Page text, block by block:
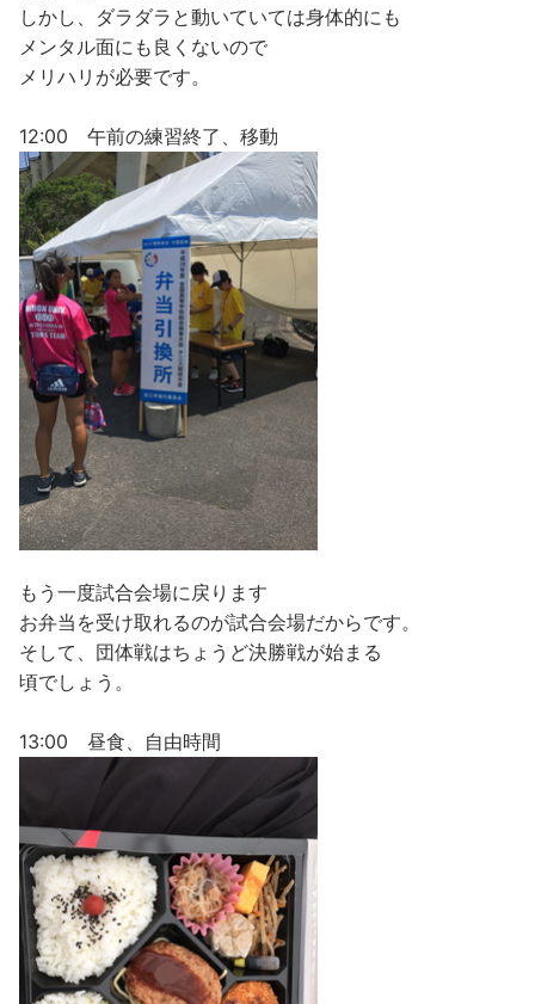
しかし、ダラダラと動いていては身体的にも
メンタル面にも良くないので
メリハリが必要です。
12:00 午前の練習終了、移動
もう一度試合会場に戻ります
お弁当を受け取れるのが試合会場だからです。
そして、団体戦はちょうど決勝戦が始まる
頃でしょう。
13:00 昼食、自由時間